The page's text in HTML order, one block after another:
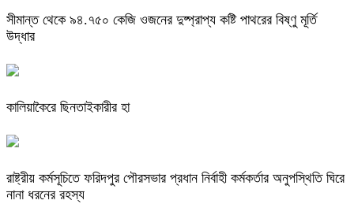
সীমান্ত থেকে ৯৪.৭৫০ কেজি ওজনের দুষ্প্রাপ্য কষ্টি পাথরের বিষ্ণু মূর্তি
উদ্ধার
কালিয়াকৈরে ছিনতাইকারীর হা
রাষ্ট্রীয় কর্মসূচিতে ফরিদপুর পৌরসভার প্রধান নির্বাহী কর্মকর্তার অনুপস্থিতি ঘিরে
নানা ধরনের রহস্য